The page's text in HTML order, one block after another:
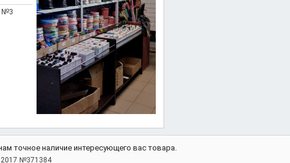
№3
точное наличие интересующего вас товара.
№371384